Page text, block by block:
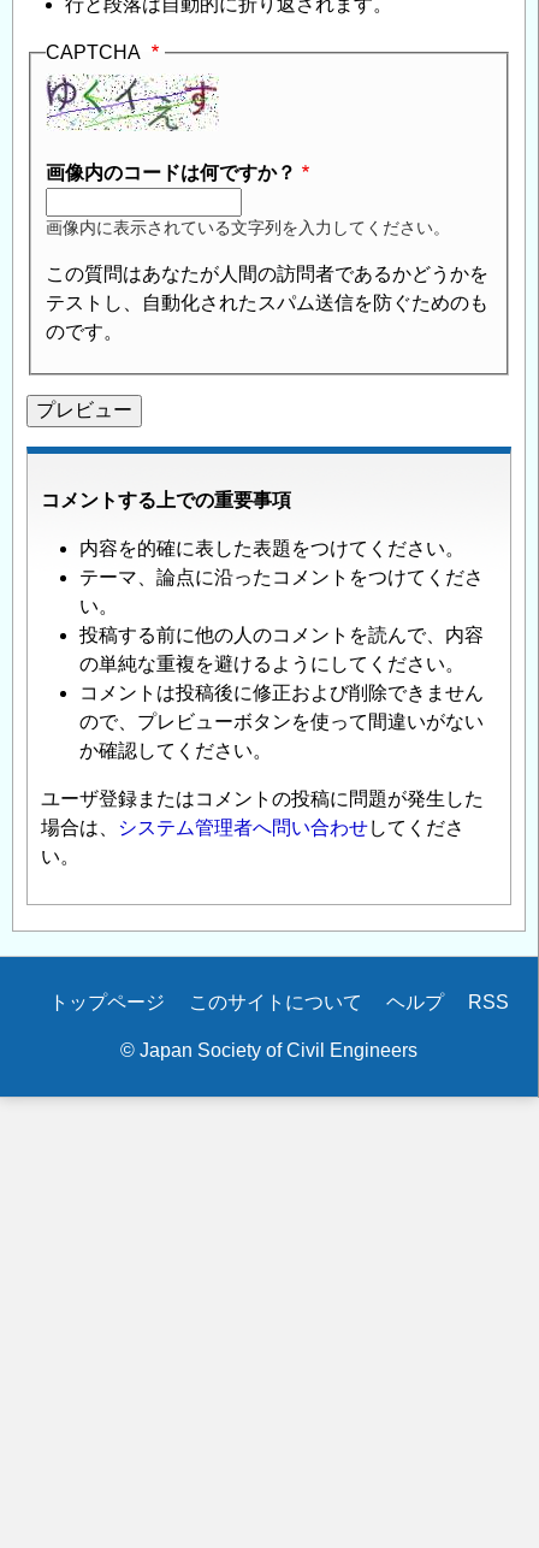
CAPTCHA
画像内のコードは何ですか？
画像内に表示されている文字列を入力してください。
この質問はあなたが人間の訪問者であるかどうかを
テストし、自動化されたスパム送信を防ぐためのも
のです。
コメントする上での重要事項
内容を的確に表した表題をつけてください。
テーマ、論点に沿ったコメントをつけてくださ
い。
投稿する前に他の人のコメントを読んで、内容
の単純な重複を避けるようにしてください。
コメントは投稿後に修正および削除できません
ので、プレビューボタンを使って間違いがない
か確認してください。
ユーザ登録またはコメントの投稿に問題が発生した
場合は、
システム管理者へ問い合わせしてくださ
い。
Secondary
トップページ このサイトについて ヘルプ RSS
© Japan Society of Civil Engineers